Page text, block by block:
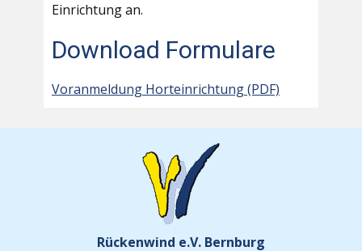
Einrichtung an.
Download Formulare
Voranmeldung Horteinrichtung (PDF)
Rückenwind e.V. Bernburg